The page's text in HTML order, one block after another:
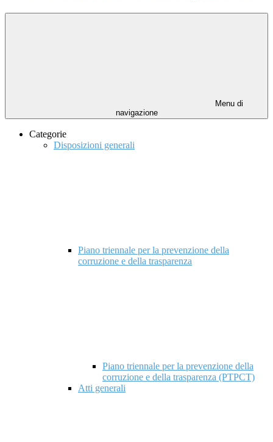
Menu di
navigazione
Categorie
Disposizioni generali
Piano triennale per la prevenzione della
corruzione e della trasparenza
Piano triennale per la prevenzione della
corruzione e della trasparenza (PTPCT)
Atti generali